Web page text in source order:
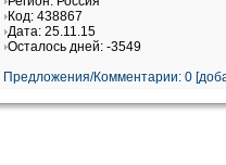
Код: 438867
Дата: 25.11.15
Осталось дней: -3549
Предложения/Комментарии: 0